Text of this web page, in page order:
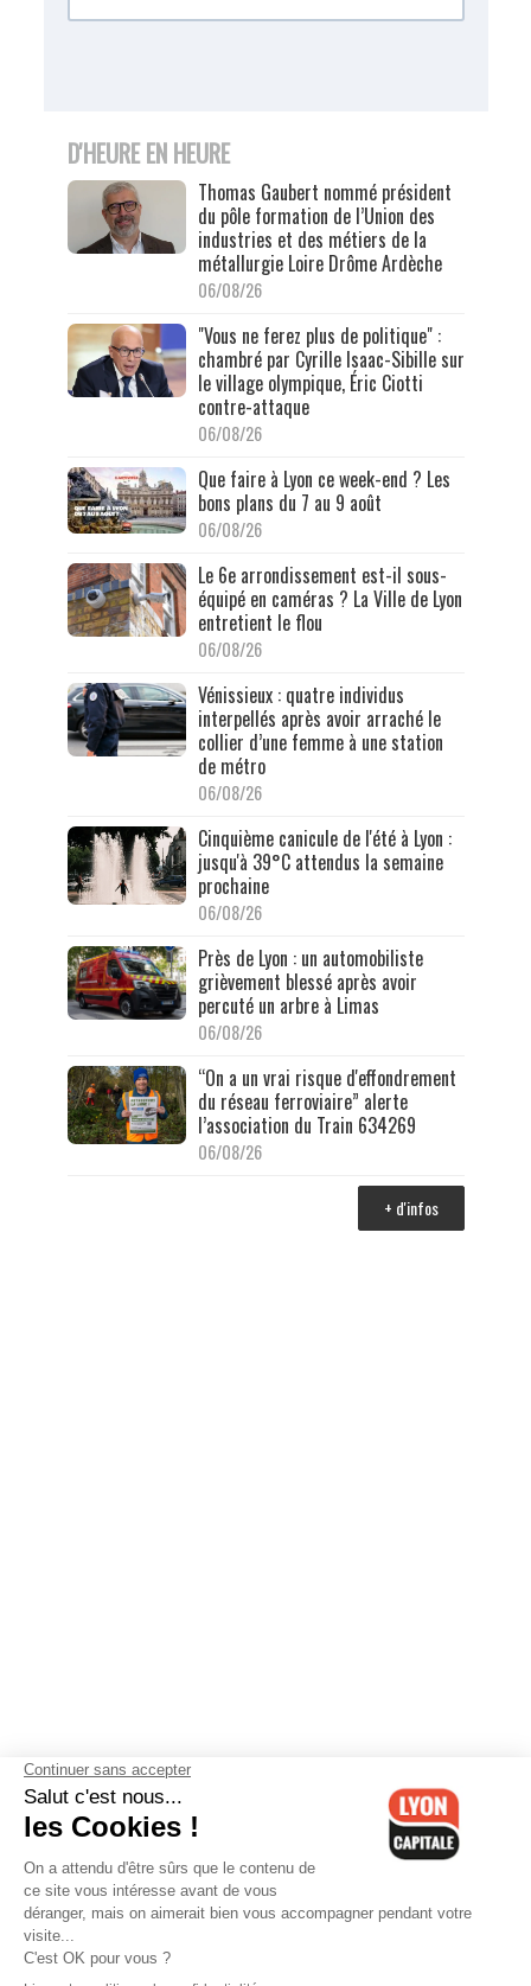
D'HEURE EN HEURE
Thomas Gaubert nommé président
du pôle formation de l’Union des
industries et des métiers de la
métallurgie Loire Drôme Ardèche
06/08/26
"Vous ne ferez plus de politique" :
chambré par Cyrille Isaac-Sibille sur
le village olympique, Éric Ciotti
contre-attaque
06/08/26
Que faire à Lyon ce week-end ? Les
bons plans du 7 au 9 août
06/08/26
Le 6e arrondissement est-il sous-
équipé en caméras ? La Ville de Lyon
entretient le flou
06/08/26
Vénissieux : quatre individus
interpellés après avoir arraché le
collier d’une femme à une station
de métro
06/08/26
Cinquième canicule de l'été à Lyon :
jusqu'à 39°C attendus la semaine
prochaine
06/08/26
Près de Lyon : un automobiliste
grièvement blessé après avoir
percuté un arbre à Limas
06/08/26
“On a un vrai risque d'effondrement
du réseau ferroviaire” alerte
l’association du Train 634269
06/08/26
+ d'infos